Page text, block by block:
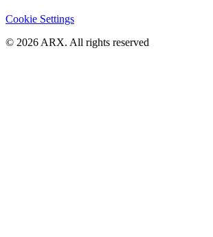
Cookie Settings
© 2026 ARX. All rights reserved